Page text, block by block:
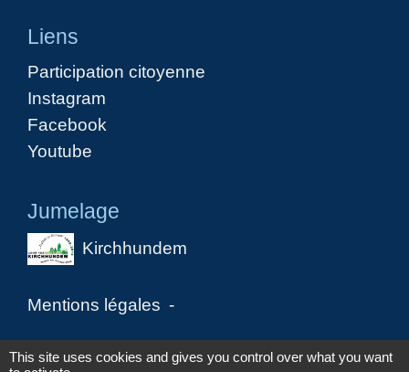
Liens
Participation citoyenne
Instagram
Facebook
Youtube
Jumelage
Kirchhundem
Mentions légales -
Politique de confidentialité - Accessibilité -
This site uses cookies and gives you control over what you want